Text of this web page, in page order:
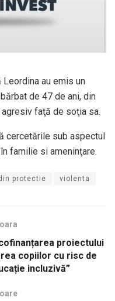
au emis un
de 47 de ani, din
faţă de soţia sa.
cercetările sub aspectul
familie si ameninţare.
protectie violenta
proiectului
copiilor cu risc de
incluzivă”